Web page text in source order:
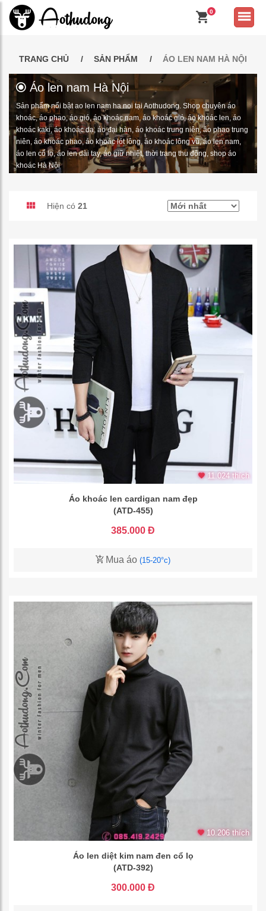
0
TRANG CHỦ SẢN PHẨM ÁO LEN NAM HÀ NỘI
Áo len nam Hà Nội
Sản phẩm nổi bật ao len nam ha noi tại Aothudong. Shop chuyên áo
khoác, áo phao, áo gió, áo khoác nam, áo khoác gió, áo khoác len, áo
khoác kaki, áo khoác dạ, áo đại hàn, áo khoác trung niên, áo phao trung
niên, áo khoác phao, áo khoác lót lông, áo khoác lông vũ, áo len nam,
áo len cổ lọ, áo len dài tay, áo giữ nhiệt, thời trang thu đông, shop áo
khoác Hà Nội
Hiện có 21
11.024 thích
Áo khoác len cardigan nam đẹp
(ATD-455)
385.000 Đ
Mua áo (15-20°c)
10.206 thích
Áo len diệt kim nam đen cổ lọ
(ATD-392)
300.000 Đ